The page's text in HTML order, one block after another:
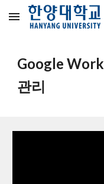
Skip to main content
Google
관리